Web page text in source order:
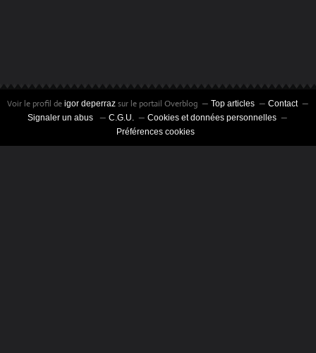
Voir le profil de igor deperraz sur le portail Overblog Top articles
Contact
Signaler un abus
C.G.U.
Cookies et données personnelles
Préférences cookies